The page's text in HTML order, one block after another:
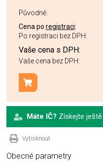
Původně:
Cena po registraci:
Po registraci bez DPH:
Vaše cena s DPH:
Vaše cena bez DPH:
Přidat do košíku
Máte IČ? Získejte
Vytisknout
Obecné parametry